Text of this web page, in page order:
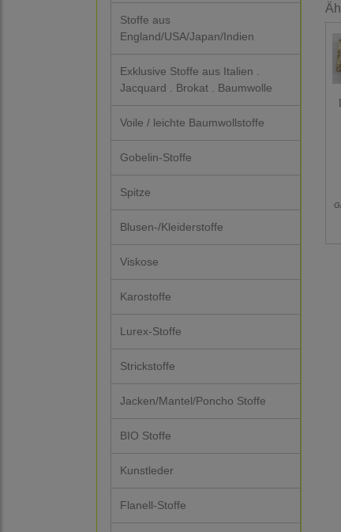
Stoffe aus
England/USA/Japan/Indien
Exklusive Stoffe aus Italien .
Jacquard . Brokat . Baumwolle
Voile / leichte Baumwollstoffe
Gobelin-Stoffe
Spitze
Blusen-/Kleiderstoffe
Viskose
Karostoffe
Lurex-Stoffe
Strickstoffe
Jacken/Mantel/Poncho Stoffe
BIO Stoffe
Kunstleder
Flanell-Stoffe